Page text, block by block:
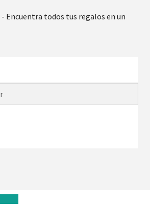
- Encuentra todos tus regalos en un